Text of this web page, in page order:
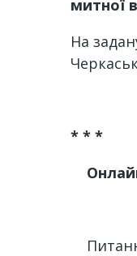
митної
На
* * *